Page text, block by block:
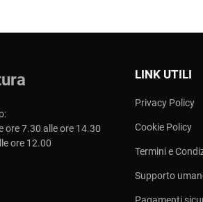
ore 7.30 alle ore 14.30
ore 12.00
LINK UTILI
Privacy Policy
Cookie Policy
Termini e
Supporto